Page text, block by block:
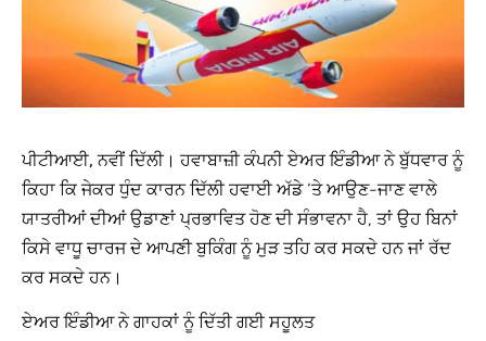
ਪੀਟੀਆਈ, ਨਵੀਂ ਦਿੱਲੀ।ਹਵਾਬਾਜ਼ੀ ਕੰਪਨੀ ਏਅਰ ਇੰਡੀਆ ਨੇ ਬੁੱਧਵਾਰ ਨੂੰ
ਕਿਹਾ ਕਿ ਜੇਕਰ ਧੁੰਦ ਕਾਰਨ ਦਿੱਲੀ ਹਵਾਈ ਅੱਡੇ ‘ਤੇ ਆਉਣ-ਜਾਣ ਵਾਲੇ
ਯਾਤਰੀਆਂ ਦੀਆਂ ਉਡਾਣਾਂ ਪ੍ਰਭਾਵਿਤ ਹੋਣ ਦੀ ਸੰਭਾਵਨਾ ਹੈ, ਤਾਂ ਉਹ ਬਿਨਾਂ
ਕਿਸੇ ਵਾਧੂ ਚਾਰਜ ਦੇ ਆਪਣੀ ਬੁਕਿੰਗ ਨੂੰ ਮੁੜ ਤਹਿ ਕਰ ਸਕਦੇ ਹਨ ਜਾਂ ਰੱਦ
ਕਰ ਸਕਦੇ ਹਨ।
ਏਅਰ ਇੰਡੀਆ ਨੇ ਗਾਹਕਾਂ ਨੂੰ ਦਿੱਤੀ ਗਈ ਸਹੂਲਤ